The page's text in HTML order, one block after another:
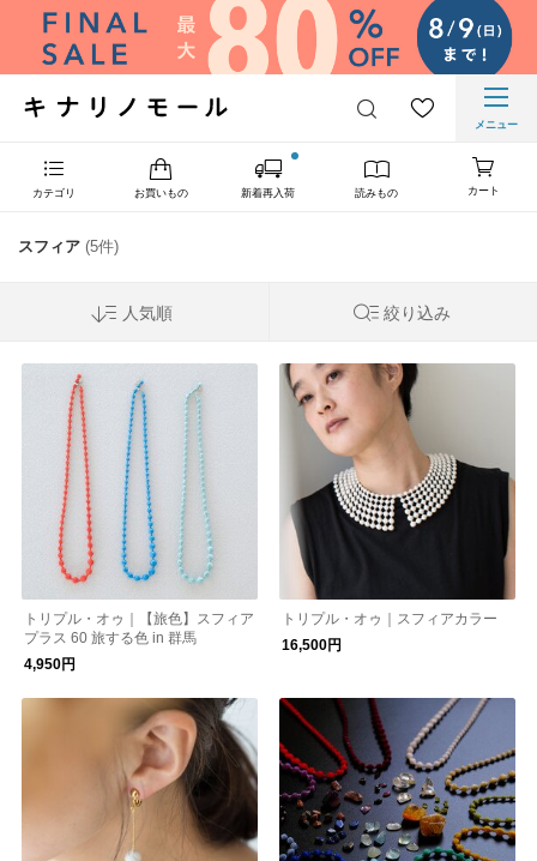
メニュー
カテゴリ お買いもの 新着再入荷 読みもの カート
スフィア (5件)
人気順 絞り込み
トリプル・オゥ｜【旅色】スフィア
プラス 60 旅する色 in 群馬
4,950円
トリプル・オゥ｜スフィアカラー
16,500円